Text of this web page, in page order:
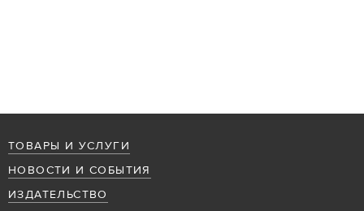
ТОВАРЫ И УСЛУГИ
НОВОСТИ И СОБЫТИЯ
ИЗДАТЕЛЬСТВО